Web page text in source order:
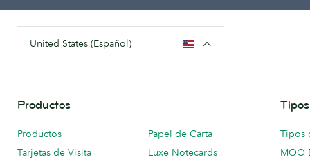
United States (Español)
Productos
Productos
Tarjetas de Visita
Papel de Carta
Luxe Notecards
Tipos
MOO